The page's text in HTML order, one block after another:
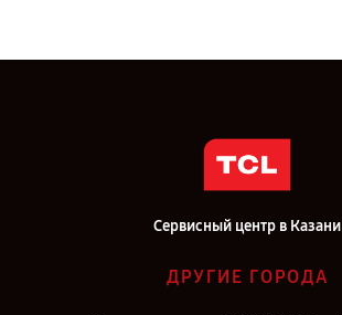
Сервисный центр в Казани
ДРУГИЕ ГОРОДА